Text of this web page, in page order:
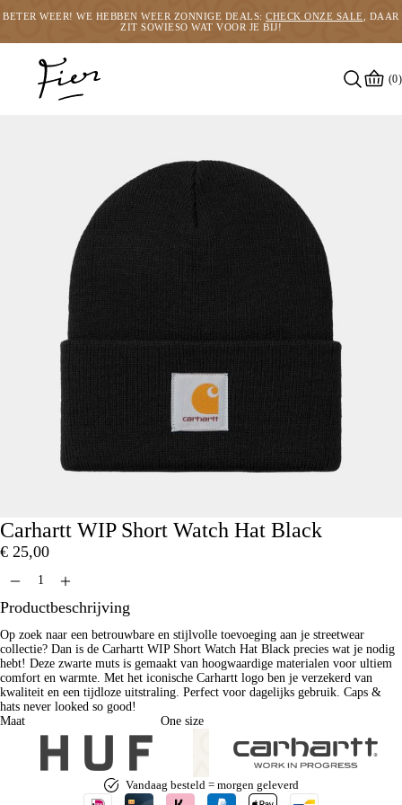
BETER WEER! WE HEBBEN WEER ZONNIGE DEALS:CHECK ONZE SALE , DAAR
ZIT SOWIESO WAT VOOR JE BIJ!
(0)
Carhartt WIP Short Watch Hat Black
€ 25,00
Productbeschrijving
Op zoek naar een betrouwbare en stijlvolle toevoeging aan je streetwear
collectie? Dan is de Carhartt WIP Short Watch Hat Black precies wat je nodig
hebt! Deze zwarte muts is gemaakt van hoogwaardige materialen voor ultiem
comfort en warmte. Met het iconische Carhartt logo ben je verzekerd van
kwaliteit en een tijdloze uitstraling. Perfect voor dagelijks gebruik. Caps &
hats never looked so good!
Maat
One size
Vandaag besteld = morgen geleverd